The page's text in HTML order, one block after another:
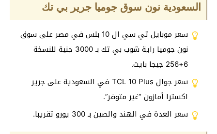
السعودية نون سوق جوميا جرير بي تك
سعر موبايل تي سي ال 10 بلس في مصر على سوق
نون جوميا راية شوب بي تك بـ 3000 جنية للنسخة
6+256 جيجا بايت.
سعر جوال TCL 10 Plus في السعودية على جرير
اكسترا أمازون “غير متوفر”.
سعر العدة في الهند والصين بـ 300 يورو تقريبا.